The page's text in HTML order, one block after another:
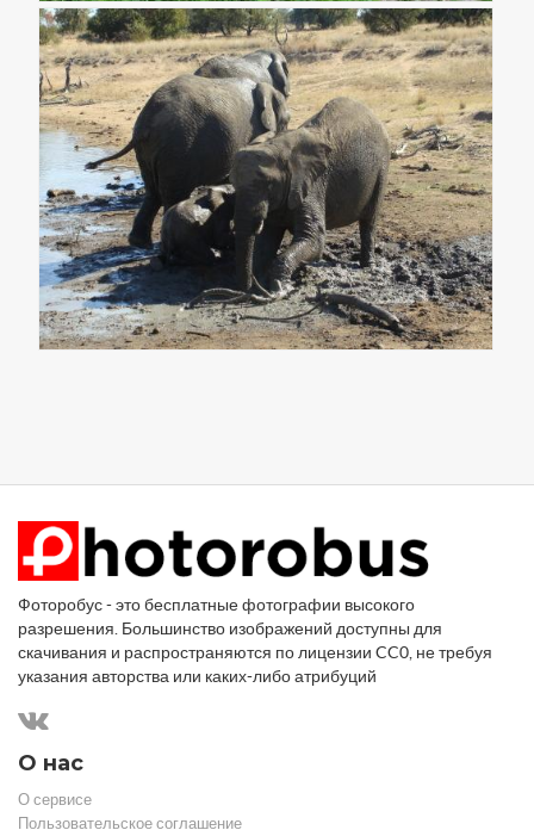
Фоторобус - это бесплатные фотографии высокого
разрешения. Большинство изображений доступны для
скачивания и распространяются по лицензии CC0, не требуя
указания авторства или каких-либо атрибуций
О нас
О сервисе
Пользовательское соглашение